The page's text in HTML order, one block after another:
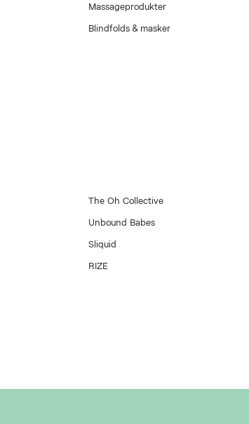
Massageprodukter
Blindfolds & masker
The Oh Collective
Unbound Babes
Sliquid
RIZE